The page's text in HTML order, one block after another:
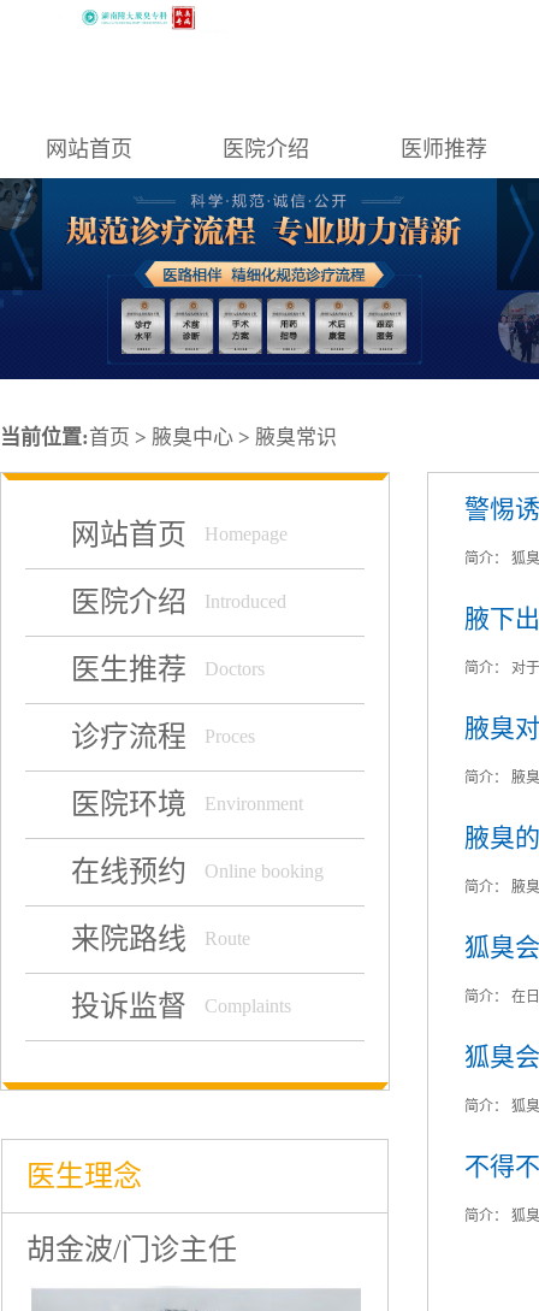
网站首页 医院介绍 医师推荐
当前位置:首页 > 腋臭中心 > 腋臭常识
网站首页 Homepage
医院介绍 Introduced
医生推荐 Doctors
诊疗流程 Proces
医院环境 Environment
在线预约 Online booking
来院路线 Route
投诉监督 Complaints
医生理念
胡金波/门诊主任
警惕
简介： 狐
腋下
简介： 对
腋臭
简介： 腋
腋臭
简介： 腋
狐臭
简介： 在
狐臭
简介： 狐
不得
简介： 狐